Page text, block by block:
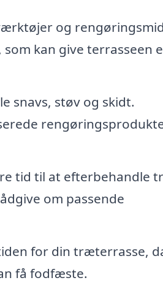
og
kan give terrasseen
snavs, støv og skidt.
tid til at efterbehandle
om passende
for din træterrasse,
få fodfæste.